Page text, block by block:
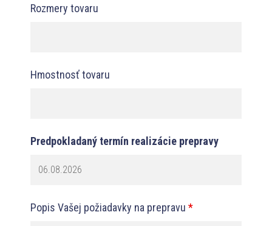
Rozmery tovaru
Hmostnosť tovaru
Predpokladaný termín realizácie prepravy
Popis Vašej požiadavky na prepravu *